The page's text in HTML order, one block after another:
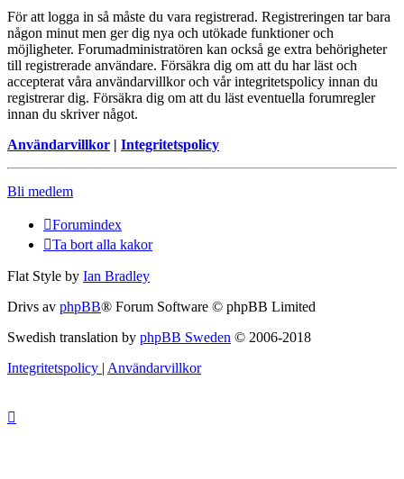
För att logga in så måste du vara registrerad. Registreringen tar bara
någon minut men ger dig nya och utökade funktioner och
möjligheter. Forumadministratören kan också ge extra behörigheter
till registrerade användare. Försäkra dig om att du har läst och
accepterat våra användarvillkor och vår integritetspolicy innan du
registrerar dig. Försäkra dig om att du läst eventuella forumregler
innan du skriver något.
Användarvillkor | Integritetspolicy
Bli medlem
Forumindex
Ta bort alla kakor
Flat Style by Ian Bradley
Drivs av phpBB® Forum Software © phpBB Limited
Swedish translation by phpBB Sweden © 2006-2018
Integritetspolicy | Användarvillkor